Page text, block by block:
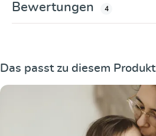
Bewertungen
4
Produktgalerie überspringen
Das passt zu diesem Produkt